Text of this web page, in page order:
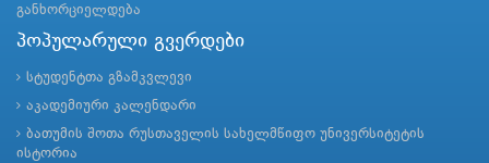
განხორციელდება
პოპულარული გვერდები
სტუდენტთა გზამკვლევი
აკადემიური კალენდარი
ბათუმის შოთა რუსთაველის სახელმწიფო უნივერსიტეტის
ისტორია